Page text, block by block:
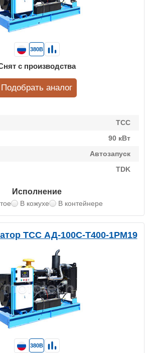
ТСС
90 кВт
Автозапуск
TDK
Исполнение
В кожухе В контейнере
380В
с производства
Подобрать аналог
ТСС АД-100С-Т400-1РМ19
380В